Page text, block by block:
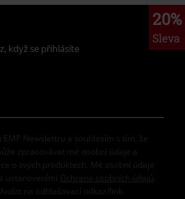
20%
Sleva
když se přihlásíte
Newslettru a souhlasím s tím, že
zpracovávat mé osobní údaje a
o svých produktech. Mé osobní údaje
ustanoveními
Ochrana osobních údajů
na odhlašovací odkaz/link.